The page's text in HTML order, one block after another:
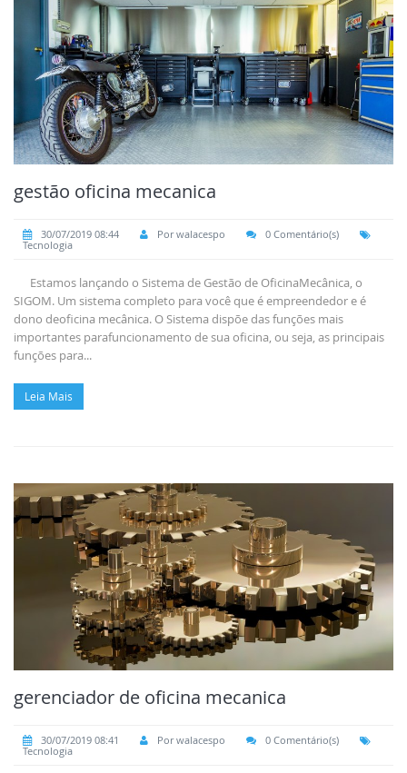
gestão oficina mecanica
30/07/2019 08:44 Por walacespo
0 Comentário(s)
Tecnologia
Estamos lançando o Sistema de Gestão de OficinaMecânica, o
SIGOM. Um sistema completo para você que é empreendedor e é
dono deoficina mecânica. O Sistema dispõe das funções mais
importantes parafuncionamento de sua oficina, ou seja, as principais
funções para...
Leia Mais
gerenciador de oficina mecanica
30/07/2019 08:41 Por walacespo
0 Comentário(s)
Tecnologia